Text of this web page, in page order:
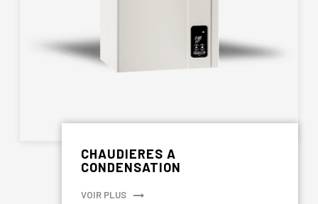
CHAUDIERES A
CONDENSATION
VOIR PLUS